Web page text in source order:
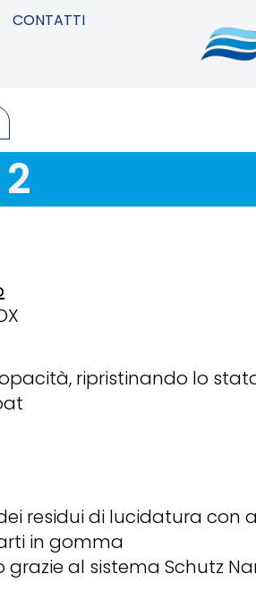
CONTATTI
ripristinando lo
residui di lucidatura con
in gomma
al sistema Schutz